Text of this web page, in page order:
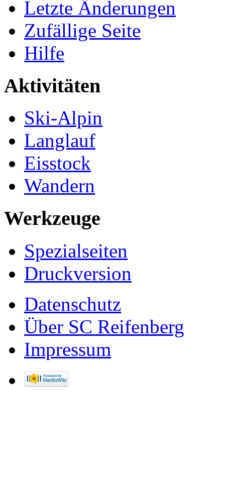
Letzte Änderungen
Zufällige Seite
Hilfe
Aktivitäten
Ski-Alpin
Langlauf
Eisstock
Wandern
Werkzeuge
Spezialseiten
Druckversion
Datenschutz
Über SC Reifenberg
Impressum